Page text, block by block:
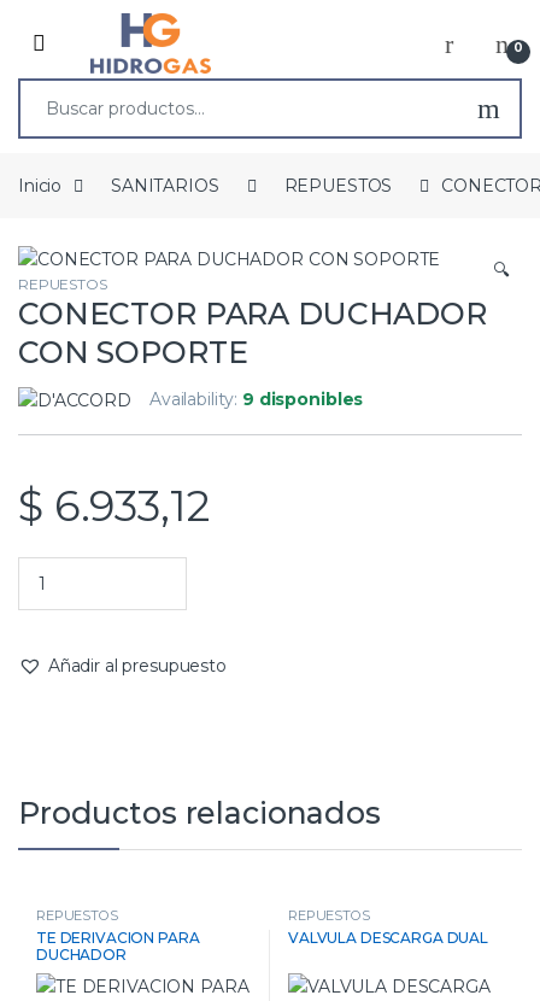
0
Inicio SANITARIOS REPUESTOS
🔍
REPUESTOS
CONECTOR PARA DUCHADOR
CON SOPORTE
Availability: 9 disponibles
$ 6.933,12
Añadir al presupuesto
Productos relacionados
REPUESTOS
TE DERIVACION PARA
DUCHADOR
REPUESTOS
VALVULA DESCARGA DUAL